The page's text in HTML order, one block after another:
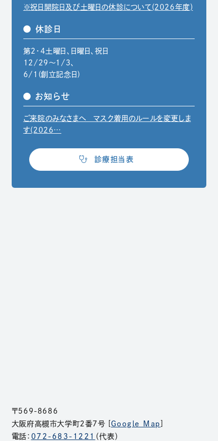
※祝日開院日及び土曜日の休診について(2026年度)
休診日
第2・4土曜日、日曜日、祝日
12/29〜1/3、
6/1(創立記念日)
お知らせ
ご来院のみなさまへ マスク着用のルールを変更しま
す(2026…
診療担当表
（別ウィンドウで開きます）
〒569-8686
大阪府高槻市大学町2番7号 [ Google Map
電話： 072-683-1221 （代表）